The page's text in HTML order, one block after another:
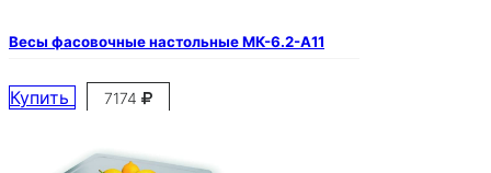
Весы фасовочные настольные МК-6.2-А11
Купить 7174